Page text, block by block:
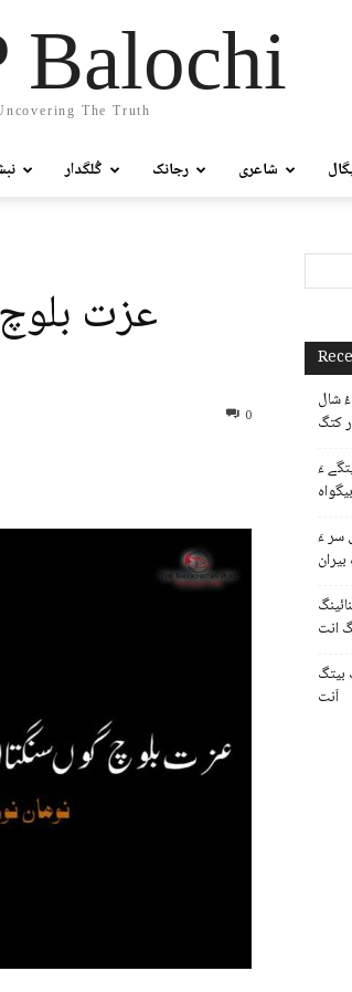
Balochi
The Truth
گُلگدار رجانک شاعری
عزت
0
شال
کتگ
ءَ
سر ءَ
انت
بیتگ
اَنت